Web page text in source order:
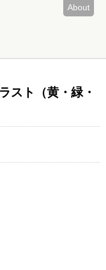
About
スト（黄・緑・